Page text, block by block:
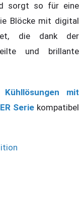
sorgt so für eine
Blöcke mit digital
die dank der
und brillante
Kühllösungen mit
Seriekompatibel